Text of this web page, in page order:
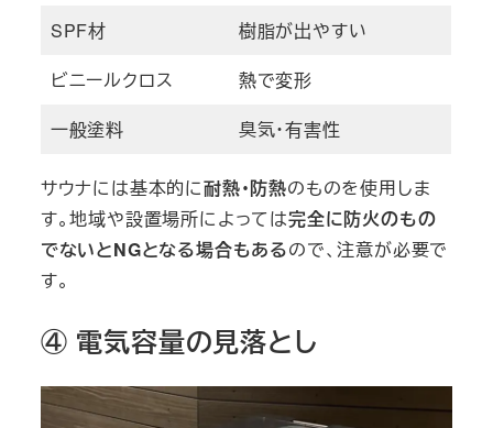
SPF材
樹脂が出やすい
ビニールクロス
熱で変形
一般塗料
臭気・有害性
サウナには基本的に耐熱・防熱のものを使用しま
す。地域や設置場所によっては完全に防火のもの
でないとNGとなる場合もあるので、注意が必要で
す。
④ 電気容量の見落とし